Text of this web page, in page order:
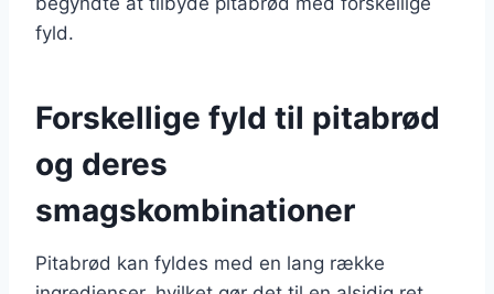
fyld.
Forskellige fyld til pitabrød
og deres
smagskombinationer
Pitabrød kan fyldes med en lang række